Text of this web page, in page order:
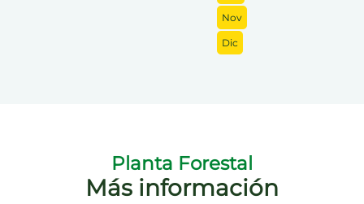
Nov
Dic
Planta Forestal
Más información